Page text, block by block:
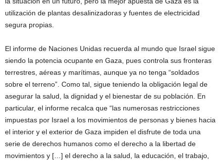
utilización de plantas desalinizadoras y fuentes de electricidad
segura propias.
El informe de Naciones Unidas recuerda al mundo que Israel sigue
siendo la potencia ocupante en Gaza, pues controla sus fronteras
terrestres, aéreas y marítimas, aunque ya no tenga “soldados
sobre el terreno”. Como tal, sigue teniendo la obligación legal de
asegurar la salud, la dignidad y el bienestar de su población. En
particular, el informe recalca que “las numerosas restricciones
impuestas por Israel a los movimientos de personas y bienes hacia
el interior y el exterior de Gaza impiden el disfrute de toda una
serie de derechos humanos como el derecho a la libertad de
movimientos y […] el derecho a la salud, la educación, el trabajo,